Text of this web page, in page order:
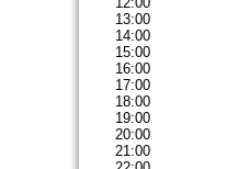
13:00
14:00
15:00
16:00
17:00
18:00
19:00
20:00
21:00